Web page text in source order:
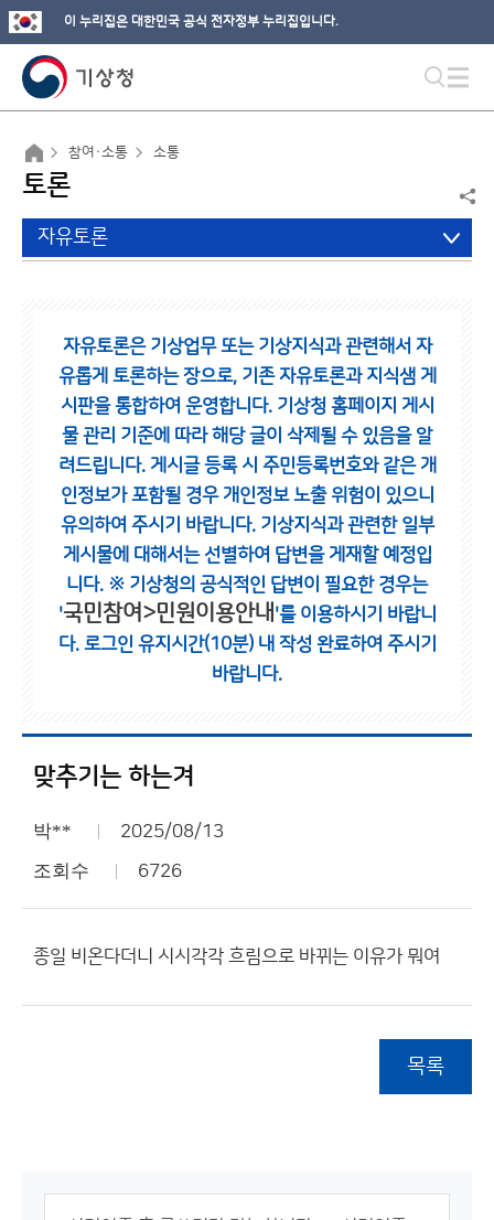
이 누리집은 대한민국 공식 전자정부 누리집입니다.
참여·소통 소통
토론
자유토론
자유토론은 기상업무 또는 기상지식과 관련해서 자
유롭게 토론하는 장으로, 기존 자유토론과 지식샘 게
시판을 통합하여 운영합니다. 기상청 홈페이지 게시
물 관리 기준에 따라 해당 글이 삭제될 수 있음을 알
려드립니다. 게시글 등록 시 주민등록번호와 같은 개
인정보가 포함될 경우 개인정보 노출 위험이 있으니
유의하여 주시기 바랍니다. 기상지식과 관련한 일부
게시물에 대해서는 선별하여 답변을 게재할 예정입
니다. ※ 기상청의 공식적인 답변이 필요한 경우는
'국민참여>민원이용안내 '를 이용하시기 바랍니
다. 로그인 유지시간(10분) 내 작성 완료하여 주시기
바랍니다.
맞추기는 하는겨
박** 2025/08/13
조회수 6726
종일 비온다더니 시시각각 흐림으로 바뀌는 이유가 뭐여
목록